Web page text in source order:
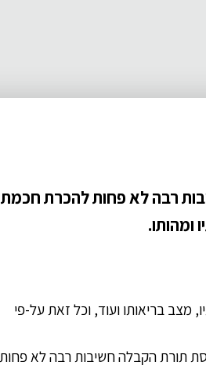
רבה לא פחות להכרת חכמת
ומהותו.
מצב בריאותו ועוד, וכל זאת על-פי
תורת הקבלה חשיבות רבה לא פחות